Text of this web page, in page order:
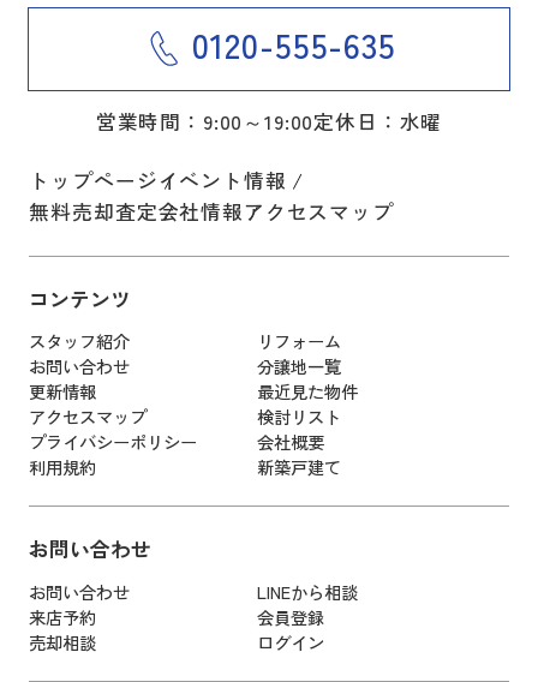
0120-555-635
営業時間：9:00～19:00定休日：水曜
トップページイベント情報
無料売却査定会社情報アクセスマップ
コンテンツ
スタッフ紹介
リフォーム
お問い合わせ
分譲地一覧
更新情報
最近見た物件
アクセスマップ
検討リスト
プライバシーポリシー
会社概要
利用規約
新築戸建て
お問い合わせ
お問い合わせ
LINEから相談
来店予約
会員登録
売却相談
ログイン